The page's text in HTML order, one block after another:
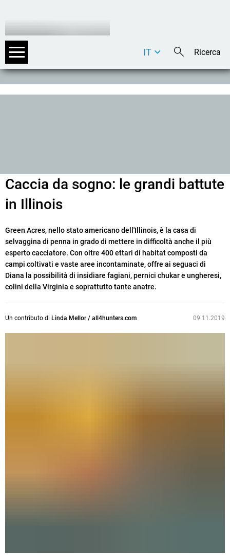
DE
IT
Caccia da sogno: le grandi battute
in Illinois
Green Acres, nello stato americano dell'Illinois, è la casa di
selvaggina di penna in grado di mettere in difficoltà anche il più
esperto cacciatore. Con oltre 400 ettari di habitat composti da
campi coltivati e vaste aree incontaminate, offre ai seguaci di
Diana la possibilità di insidiare fagiani, pernici chukar e ungheresi,
colini della Virginia e soprattutto tante anatre.
Un contributo di Linda Mellor / all4hunters.com 09.11.2019